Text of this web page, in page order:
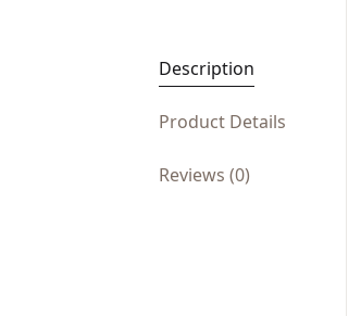
Description
Product Details
Reviews (0)